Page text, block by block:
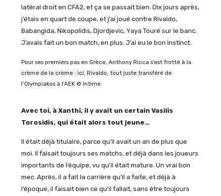
latéral droit en CFA2, et ça se passait bien. Dix jours après,
j’étais en quart de coupe, et j’ai joué contre Rivaldo,
Babangida, Nikopolidis, Djordjevic, Yaya Touré sur le banc.
J’avais fait un bon match, en plus. J’ai eu le bon instinct.
Pour ses premiers pas en Grèce, Anthony Ricca s’est frotté à la
crème de la crème : ici, Rivaldo, tout juste transféré de
l’Olympiakos à l’AEK © Intime
Avec toi, à Xanthi, il y avait un certain Vasilis
Torosidis, qui était alors tout jeune…
Il était déjà titulaire, parce qu’il avait un an de plus que
moi. Il faisait toujours ses matchs, et déjà dans les joueurs
importants de l’équipe, vu qu’il était mature. Un vrai bon
mec. Après, il a fait la carrière qu’il a faite, et déjà à
l’époque, il faisait bien ce qu’il fallait, sans être toujours